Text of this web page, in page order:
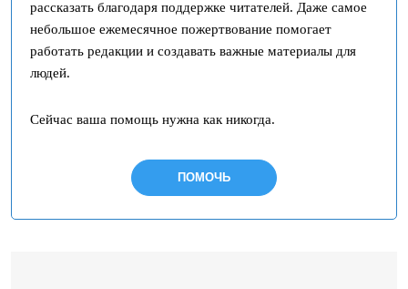
рассказать благодаря поддержке читателей. Даже самое
небольшое ежемесячное пожертвование помогает
работать редакции и создавать важные материалы для
людей.
Сейчас ваша помощь нужна как никогда.
ПОМОЧЬ